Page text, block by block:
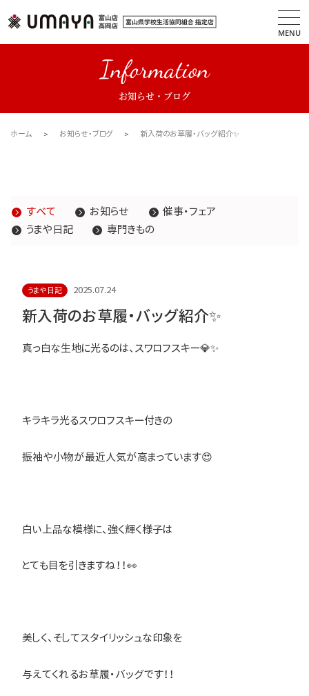
MENU
Information
お知らせ・ブログ
ホーム お知らせ・ブログ 新入荷のお草履・バッグ紹介✨
すべて お知らせ
催事・フェア
うまや日記
専門きもの
うまや日記 2025.07.24
新入荷のお草履・バッグ紹介✨
真っ白な生地に光るのは、スワロフスキー💎✨
キラキラ光るスワロフスキー付きの
振袖や小物が最近人気が高まっています😍
白い上品な模様に、強く輝く様子は
とても目を引きますね！！👀
美しく、そしてスタイリッシュな印象を
与えてくれるお草履・バッグです！！